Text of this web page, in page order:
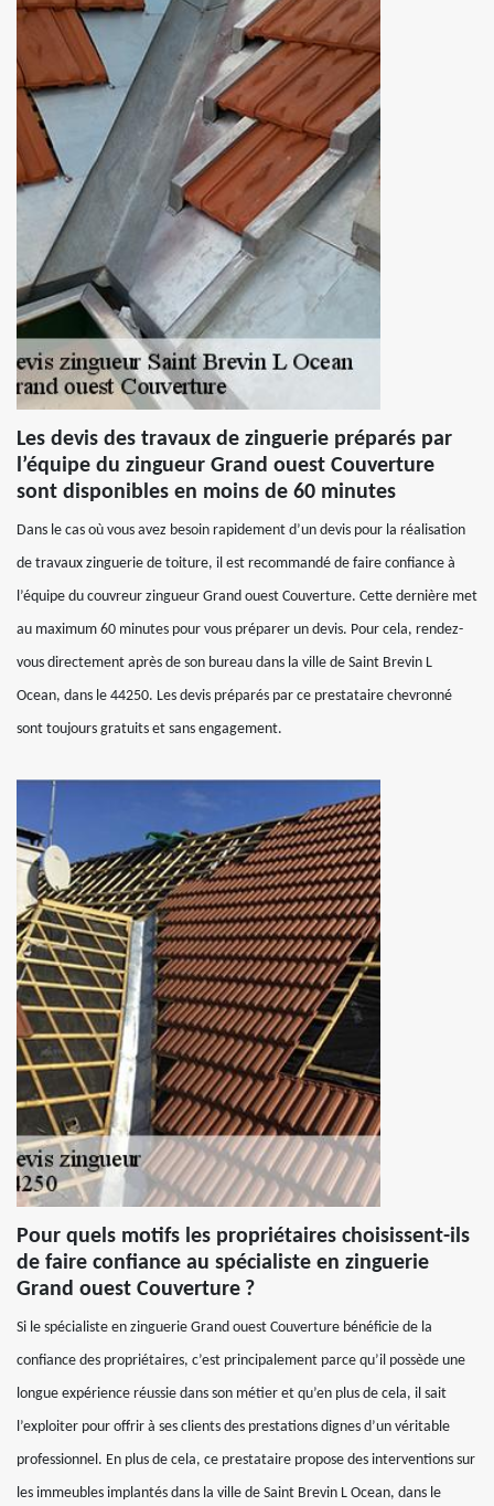
Les devis des travaux de zinguerie préparés par
l’équipe du zingueur Grand ouest Couverture
sont disponibles en moins de 60 minutes
Dans le cas où vous avez besoin rapidement d’un devis pour la réalisation
de travaux zinguerie de toiture, il est recommandé de faire confiance à
l’équipe du couvreur zingueur Grand ouest Couverture. Cette dernière met
au maximum 60 minutes pour vous préparer un devis. Pour cela, rendez-
vous directement après de son bureau dans la ville de Saint Brevin L
Ocean, dans le 44250. Les devis préparés par ce prestataire chevronné
sont toujours gratuits et sans engagement.
Pour quels motifs les propriétaires choisissent-ils
de faire confiance au spécialiste en zinguerie
Grand ouest Couverture ?
Si le spécialiste en zinguerie Grand ouest Couverture bénéficie de la
confiance des propriétaires, c’est principalement parce qu’il possède une
longue expérience réussie dans son métier et qu’en plus de cela, il sait
l’exploiter pour offrir à ses clients des prestations dignes d’un véritable
professionnel. En plus de cela, ce prestataire propose des interventions sur
les immeubles implantés dans la ville de Saint Brevin L Ocean, dans le